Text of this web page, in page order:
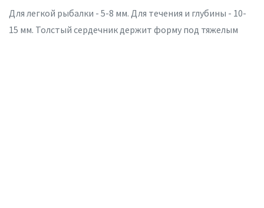
Для легкой рыбалки - 5-8 мм. Для течения и глубины - 10-
15 мм. Толстый сердечник держит форму под тяжелым